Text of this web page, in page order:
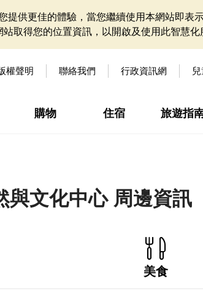
供更佳的體驗，當您繼續使用本網站即表
取得您的位置資訊，以開啟及使用此智慧化
權聲明 聯絡我們 行政資訊網
購物 住宿 旅遊指
與文化中心 周邊資訊
美食